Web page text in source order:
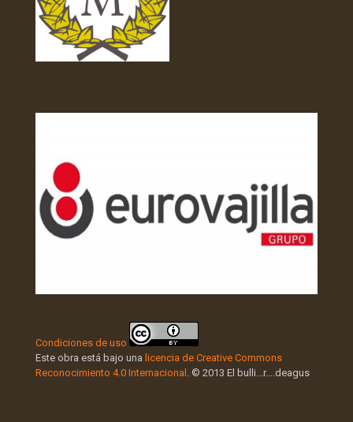
Condiciones de uso
Este obra está bajo una licencia de Creative Commons
Reconocimiento 4.0 Internacional . © 2013 El bulli...r....deagus